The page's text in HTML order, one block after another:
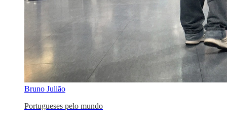
Bruno Julião
Portugueses pelo mundo